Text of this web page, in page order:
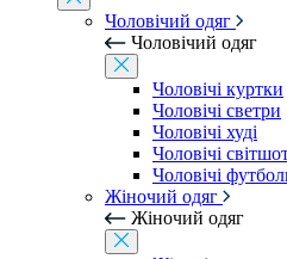
Чоловічий одяг
Чоловічий одяг
Чоловічі куртки
Чоловічі светри
Чоловічі худі
Чоловічі
Чоловічі
Жіночий одяг
Жіночий одяг